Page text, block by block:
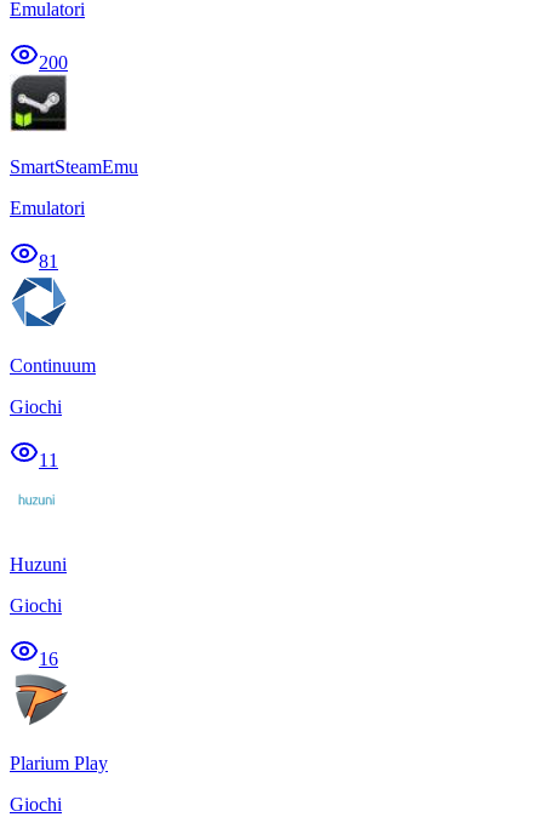
Emulatori
200
SmartSteamEmu
Emulatori
81
Continuum
Giochi
11
Huzuni
Giochi
16
Plarium Play
Giochi